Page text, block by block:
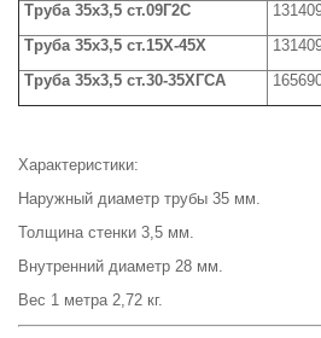
Труба 35х3,5 ст.09Г2С
Труба 35х3,5 ст.15Х-45Х
Труба 35х3,5 ст.30-35ХГСА
Характеристики:
Наружный диаметр трубы 35 мм.
Толщина стенки 3,5 мм.
Внутренний диаметр 28 мм.
Вес 1 метра 2,72 кг.